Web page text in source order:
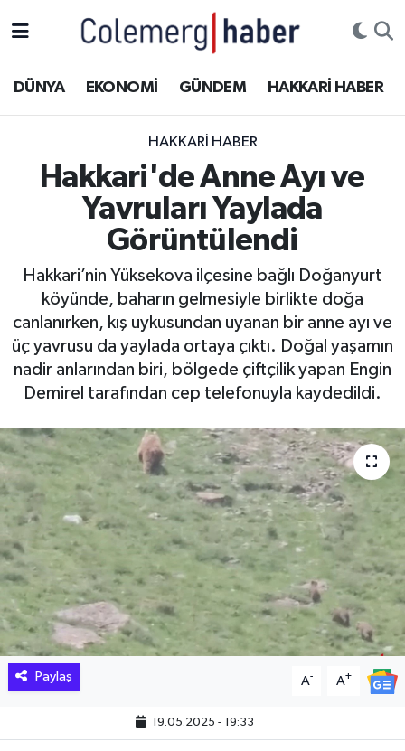
DÜNYA EKONOMİ GÜNDEM HAKKARİ HABER
HAKKARI HABER
Hakkari'de Anne Ayı ve
Yavruları Yaylada
Görüntülendi
Hakkari’nin Yüksekova ilçesine bağlı Doğanyurt
köyünde, baharın gelmesiyle birlikte doğa
canlanırken, kış uykusundan uyanan bir anne ayı ve
üç yavrusu da yaylada ortaya çıktı. Doğal yaşamın
nadir anlarından biri, bölgede çiftçilik yapan Engin
Demirel tarafından cep telefonuyla kaydedildi.
Paylaş A- A+
19.05.2025 - 19:33
ASAYİŞ
DOĞA
EĞİTİM
EKONOMİ
GÜNDEM
Hakkari Haber
İLGİNÇ HABERLER
KADIN
KÜLTÜR SANAT
MAGAZİN
MAKALE
Hakkâri Hava Durumu
Hakkari Namaz Vakitleri
Hakkâri Trafik Yoğunluk Haritası
Süper Lig Puan Durumu ve Fikstür
Tüm Manşetler
Son Dakika Haberleri
Haber Arşivi